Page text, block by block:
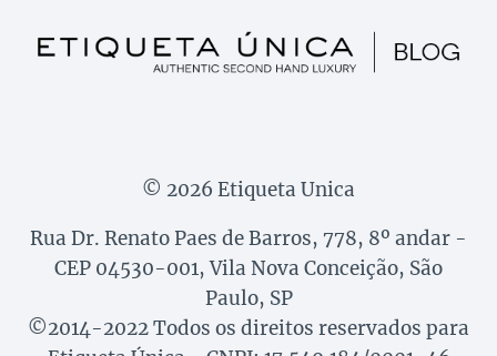
© 2026 Etiqueta Unica
Rua Dr. Renato Paes de Barros, 778, 8º andar -
CEP 04530-001, Vila Nova Conceição, São
Paulo, SP
©2014-2022 Todos os direitos reservados para